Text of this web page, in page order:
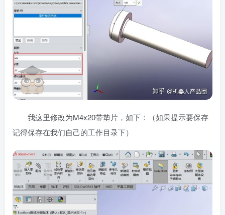
我这里修改为M4x20带垫片，如下：（如果提示要保存
记得保存在我们自己的工作目录下）